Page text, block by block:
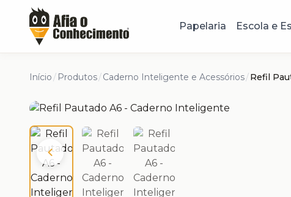
Papelaria Escola e
Início / Produtos/Caderno Inteligente e Acessórios/Refil